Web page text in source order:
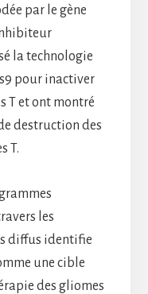
par le gène
la technologie
pour inactiver
T et ont montré
destruction des
T.
les
diffus identifie
une cible
des gliomes